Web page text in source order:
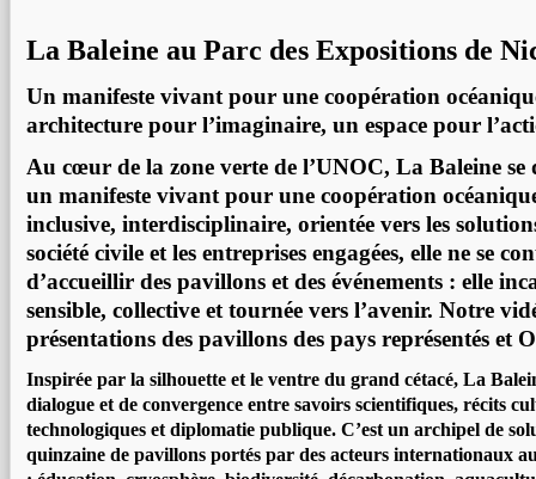
La Baleine au Parc des Expositions de
Un manifeste vivant pour une coopération
architecture pour l’imaginaire, un espace pour
Au cœur de la zone verte de l’UNOC, La Baleine se
un manifeste vivant pour une coopération
inclusive, interdisciplinaire, orientée vers les
société civile et les entreprises engagées, elle ne se
d’accueillir des pavillons et des événements : elle
sensible, collective et tournée vers l’avenir. Notre
présentations des pavillons des pays représentés et
Inspirée par la silhouette et le ventre du grand cétacé, La
dialogue et de convergence entre savoirs scientifiques, récits
technologiques et diplomatie publique. C’est un archipel de
quinzaine de pavillons portés par des acteurs internationaux